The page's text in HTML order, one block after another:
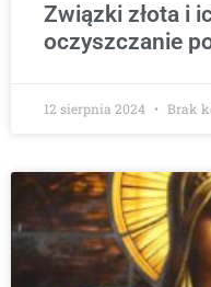
Związki złota i
oczyszczanie
12 sierpnia 2024 Brak